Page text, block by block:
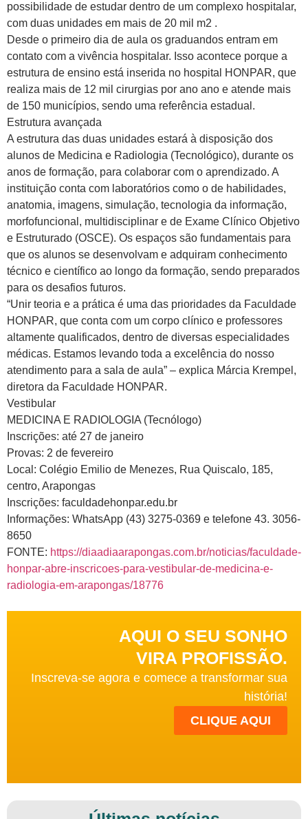
possibilidade de estudar dentro de um complexo hospitalar,
com duas unidades em mais de 20 mil m2 .
Desde o primeiro dia de aula os graduandos entram em
contato com a vivência hospitalar. Isso acontece porque a
estrutura de ensino está inserida no hospital HONPAR, que
realiza mais de 12 mil cirurgias por ano ano e atende mais
de 150 municípios, sendo uma referência estadual.
Estrutura avançada
A estrutura das duas unidades estará à disposição dos
alunos de Medicina e Radiologia (Tecnológico), durante os
anos de formação, para colaborar com o aprendizado. A
instituição conta com laboratórios como o de habilidades,
anatomia, imagens, simulação, tecnologia da informação,
morfofuncional, multidisciplinar e de Exame Clínico Objetivo
e Estruturado (OSCE). Os espaços são fundamentais para
que os alunos se desenvolvam e adquiram conhecimento
técnico e científico ao longo da formação, sendo preparados
para os desafios futuros.
“Unir teoria e a prática é uma das prioridades da Faculdade
HONPAR, que conta com um corpo clínico e professores
altamente qualificados, dentro de diversas especialidades
médicas. Estamos levando toda a excelência do nosso
atendimento para a sala de aula” – explica Márcia Krempel,
diretora da Faculdade HONPAR.
Vestibular
MEDICINA E RADIOLOGIA (Tecnólogo)
Inscrições: até 27 de janeiro
Provas: 2 de fevereiro
Local: Colégio Emilio de Menezes, Rua Quiscalo, 185,
centro, Arapongas
Inscrições: faculdadehonpar.edu.br
Informações: WhatsApp (43) 3275-0369 e telefone 43. 3056-
8650
FONTE: https://diaadiaarapongas.com.br/noticias/faculdade-
honpar-abre-inscricoes-para-vestibular-de-medicina-e-
radiologia-em-arapongas/18776
AQUI O SEU SONHO
VIRA PROFISSÃO.
Inscreva-se agora e comece a transformar sua
história!
CLIQUE AQUI